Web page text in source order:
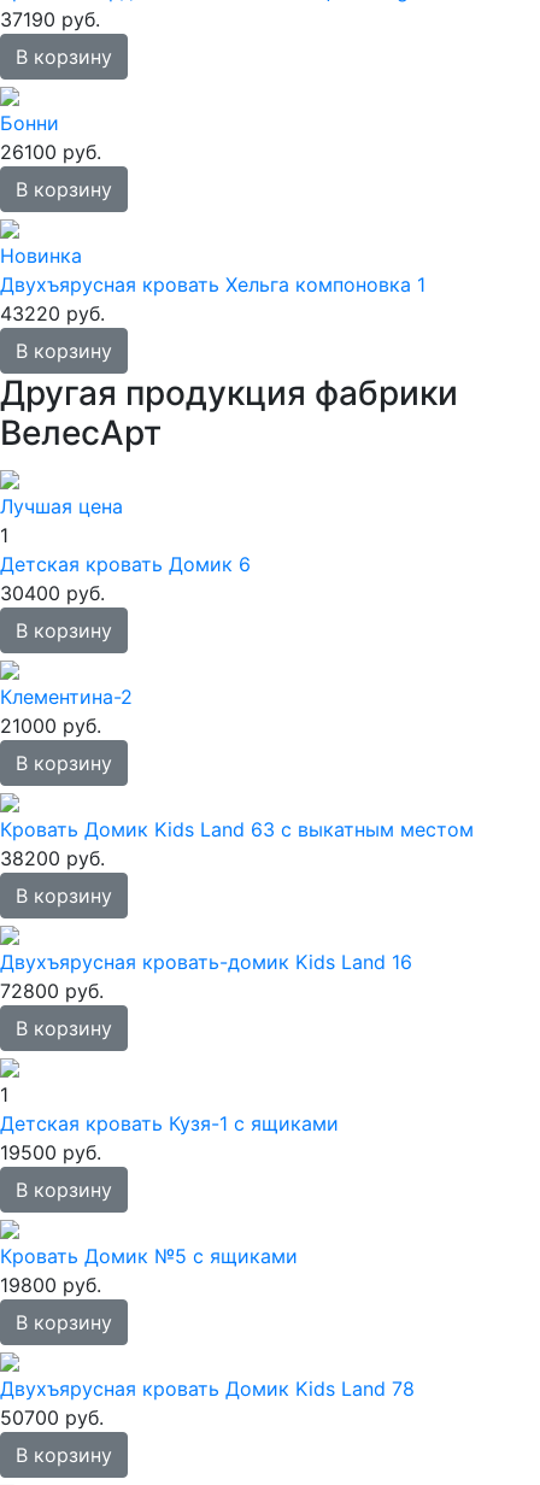
37190 руб.
В корзину
Бонни
26100 руб.
В корзину
Новинка
Двухъярусная кровать Хельга компоновка 1
43220 руб.
В корзину
Другая продукция фабрики
ВелесАрт
Лучшая цена
1
Детская кровать Домик 6
30400 руб.
В корзину
Клементина-2
21000 руб.
В корзину
Кровать Домик Kids Land 63 с выкатным местом
38200 руб.
В корзину
Двухъярусная кровать-домик Kids Land 16
72800 руб.
В корзину
1
Детская кровать Кузя-1 с ящиками
19500 руб.
В корзину
Кровать Домик №5 с ящиками
19800 руб.
В корзину
Двухъярусная кровать Домик Kids Land 78
50700 руб.
В корзину